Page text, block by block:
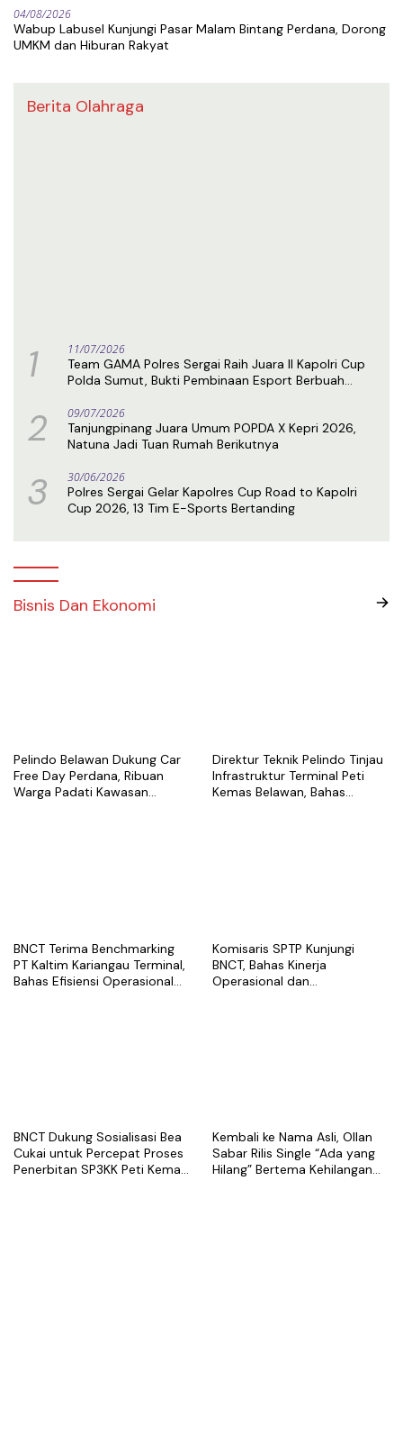
04/08/2026
Wabup Labusel Kunjungi Pasar Malam Bintang Perdana, Dorong
UMKM dan Hiburan Rakyat
Berita Olahraga
1 11/07/2026
Team GAMA Polres Sergai Raih Juara II Kapolri Cup
Polda Sumut, Bukti Pembinaan Esport Berbuah
2 09/07/2026
Tanjungpinang Juara Umum POPDA X Kepri 2026,
Natuna Jadi Tuan Rumah Berikutnya
3 30/06/2026
Polres Sergai Gelar Kapolres Cup Road to Kapolri
Cup 2026, 13 Tim E-Sports Bertanding
Bisnis Dan Ekonomi
Pelindo Belawan Dukung Car
Free Day Perdana, Ribuan
Warga Padati Kawasan
Direktur Teknik Pelindo Tinjau
Infrastruktur Terminal Peti
Kemas Belawan, Bahas
BNCT Terima Benchmarking
PT Kaltim Kariangau Terminal,
Bahas Efisiensi Operasional
Komisaris SPTP Kunjungi
BNCT, Bahas Kinerja
Operasional dan
BNCT Dukung Sosialisasi Bea
Cukai untuk Percepat Proses
Penerbitan SP3KK Peti Kemas
Kembali ke Nama Asli, Ollan
Sabar Rilis Single “Ada yang
Hilang” Bertema Kehilangan